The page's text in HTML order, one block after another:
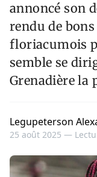
annoncé son
rendu de
floriacumois
semble se
Grenadière la
Legupeterson
25 août 2025 —